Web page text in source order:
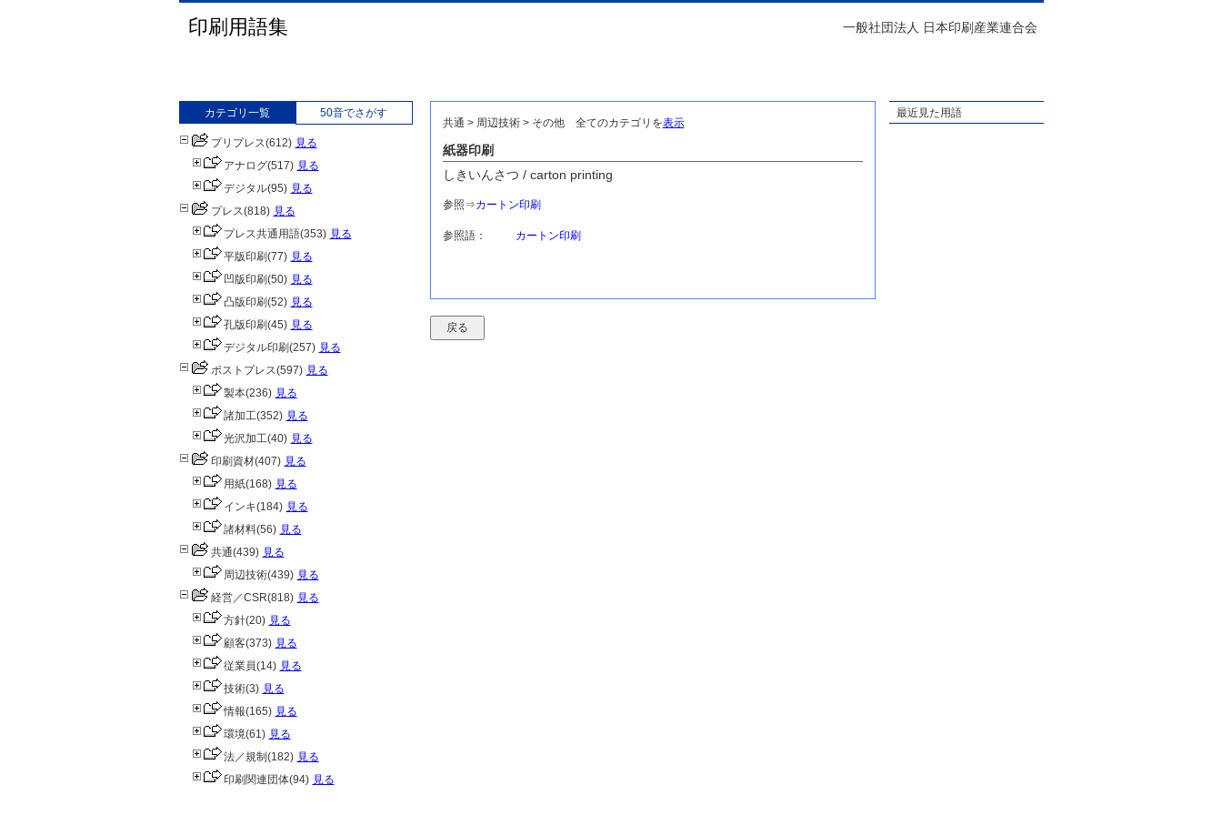
印刷用語集 一般社団法人 日本印刷産業連合会
カテゴリ一覧 50音でさがす
プリプレス(612) 見る
アナログ(517) 見る
デジタル(95) 見る
プレス(818) 見る
プレス共通用語(353) 見る
平版印刷(77) 見る
凹版印刷(50) 見る
凸版印刷(52) 見る
孔版印刷(45) 見る
デジタル印刷(257) 見る
ポストプレス(597) 見る
製本(236) 見る
諸加工(352) 見る
光沢加工(40) 見る
印刷資材(407) 見る
用紙(168) 見る
インキ(184) 見る
諸材料(56) 見る
共通(439) 見る
周辺技術(439) 見る
経営／CSR(818) 見る
方針(20) 見る
顧客(373) 見る
従業員(14) 見る
技術(3) 見る
情報(165) 見る
環境(61) 見る
法／規制 (182) 見る
印刷関連団体(94) 見る
共通 > 周辺技術 > その他全てのカテゴリを表示
紙器印刷
しきいんさつ / carton printing
参照⇒カートン印刷
参照語： カートン印刷
最近見た用語